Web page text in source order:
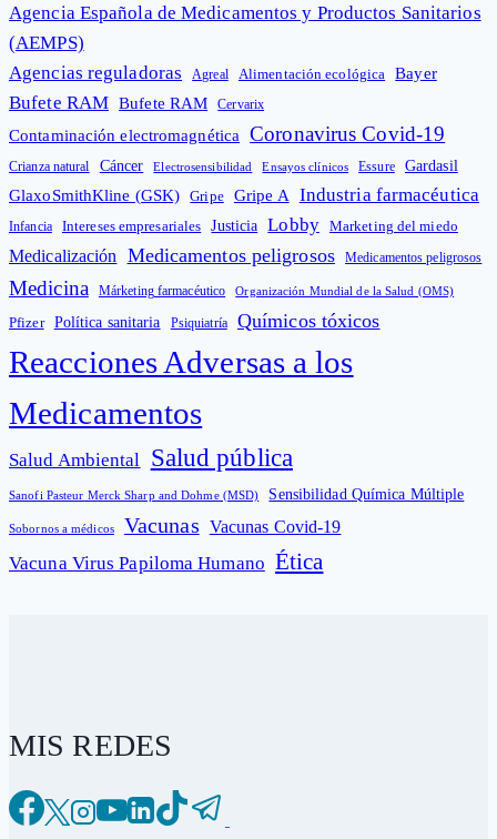
Agencia Española de Medicamentos y Productos Sanitarios
(AEMPS)
Agencias reguladoras
Agreal Alimentación ecológica Bayer
Bufete RAM Bufete RAM Cervarix
Contaminación electromagnética Coronavirus Covid-19
Crianza natural Cáncer Electrosensibilidad Ensayos clínicos Essure Gardasil
GlaxoSmithKline (GSK) Gripe Gripe A Industria farmacéutica
Infancia Intereses empresariales Justicia Lobby Marketing del miedo
Medicalización Medicamentos peligrosos Medicamentos peligrosos
Medicina Márketing farmacéutico Organización Mundial de la Salud (OMS)
Pfizer Política sanitaria Psiquiatría Químicos tóxicos
Reacciones Adversas a los
Medicamentos
Salud Ambiental Salud pública
Sanofi Pasteur Merck Sharp and Dohme (MSD) Sensibilidad Química Múltiple
Sobornos a médicos Vacunas Vacunas Covid-19
Vacuna Virus Papiloma Humano Ética
MIS REDES